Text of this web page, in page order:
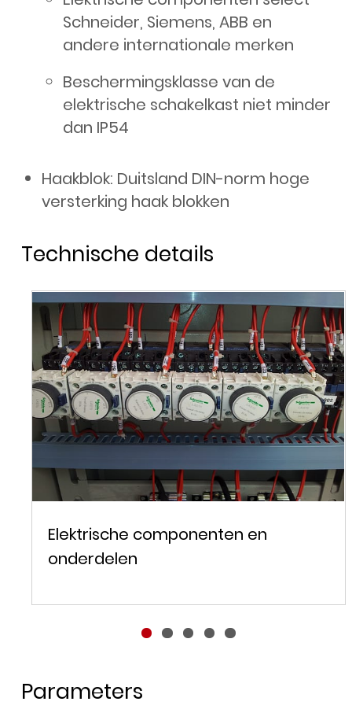
Schneider, Siemens, ABB en
andere internationale merken
Beschermingsklasse van de
elektrische schakelkast niet minder
dan IP54
Haakblok: Duitsland DIN-norm hoge
versterking haak blokken
Technische details
Elektrische componenten en
onderdelen
Parameters